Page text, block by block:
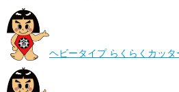
ヘビータイプ らくらくカッ